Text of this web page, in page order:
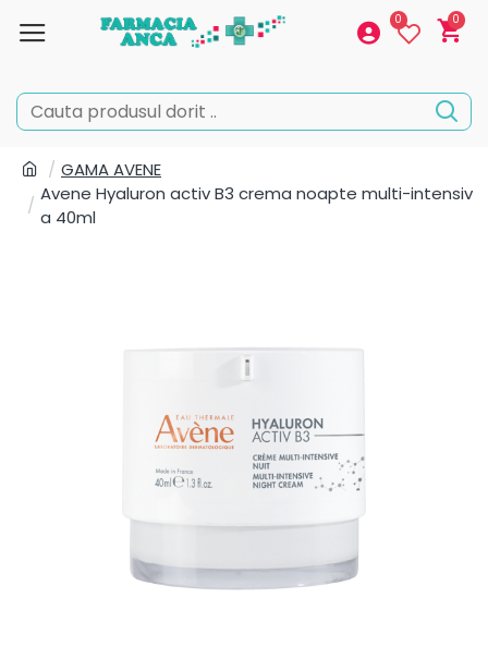
0 0
GAMA AVENE
Avene Hyaluron activ B3 crema noapte multi-intensiv
a 40ml